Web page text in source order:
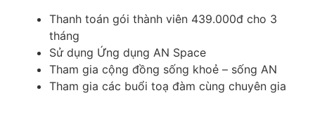
Thanh toán gói thành viên 439.000đ cho 3
tháng
Sử dụng Ứng dụng AN Space
Tham gia cộng đồng sống khoẻ – sống AN
Tham gia các buổi toạ đàm cùng chuyên gia​